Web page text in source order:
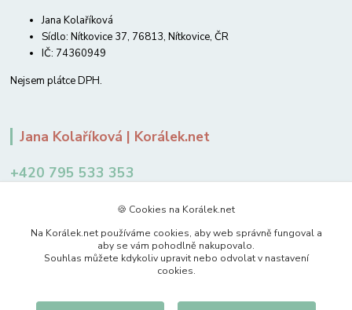
Jana Kolaříková
Sídlo: Nítkovice 37, 76813, Nítkovice, ČR
IČ: 74360949
Nejsem plátce DPH.
Jana Kolaříková | Korálek.net
+420 795 533 353
🍪 Cookies na Korálek.net
Na Korálek.net používáme cookies, aby web správně fungoval a
aby se vám pohodlně nakupovalo.
Souhlas můžete kdykoliv upravit nebo odvolat v nastavení
cookies.